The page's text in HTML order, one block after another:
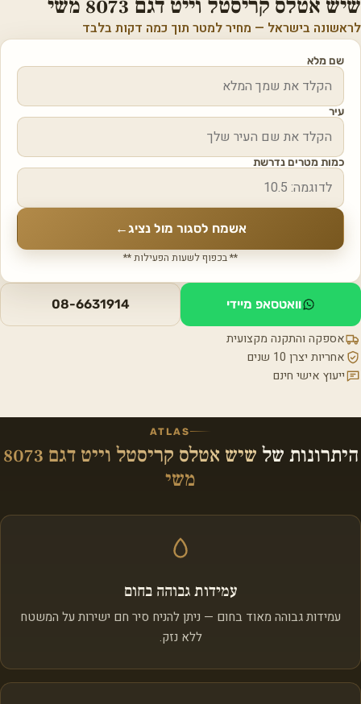
שיש אטלס קריסטל וייט דגם 8073 משי
לראשונה בישראל — מחיר למטר תוך כמה דקות בלבד
שם מלא
עיר
כמות מטרים נדרשת
אשמח לסגור מול נציג←
** בכפוף לשעות הפעילות **
וואטסאפ מיידי 08-6631914
אספקה והתקנה מקצועית
אחריות יצרן 10 שנים
ייעוץ אישי חינם
ATLAS
היתרונות של
שיש אטלס קריסטל וייט דגם 8073
משי
עמידות גבוהה בחום
עמידות גבוהה מאוד בחום — ניתן להניח סיר חם ישירות על המשטח
ללא נזק.